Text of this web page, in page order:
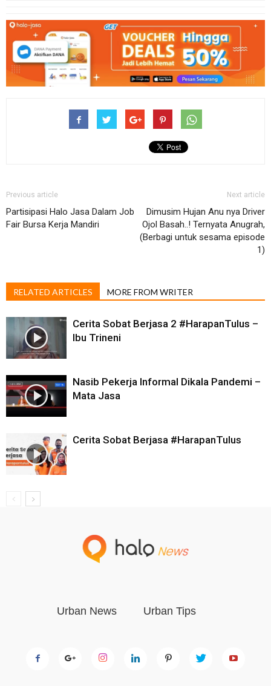
Previous article
Partisipasi Halo Jasa Dalam Job
Fair Bursa Kerja Mandiri
Next article
Dimusim Hujan Anu nya Driver
Ojol Basah..! Ternyata Anugrah,
(Berbagi untuk sesama episode
1)
RELATED ARTICLES MORE FROM WRITER
Cerita Sobat Berjasa 2 #HarapanTulus​ –
Ibu Trineni
Nasib Pekerja Informal Dikala Pandemi –
Mata Jasa
Cerita Sobat Berjasa #HarapanTulus​
Urban News Urban Tips